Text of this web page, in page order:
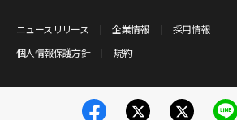
ニュースリリース 企業情報
採用情報
個人情報保護方針
規約